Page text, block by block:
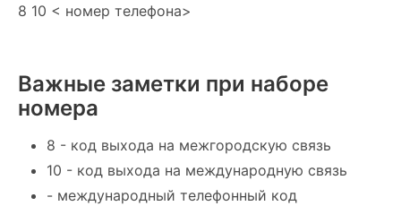
8 10 < номер телефона>
Важные заметки при наборе
номера
8 - код выхода на межгородскую связь
10 - код выхода на международную связь
- международный телефонный код